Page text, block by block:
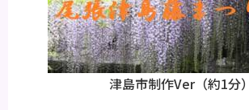
津島市制作Ver（約1分）